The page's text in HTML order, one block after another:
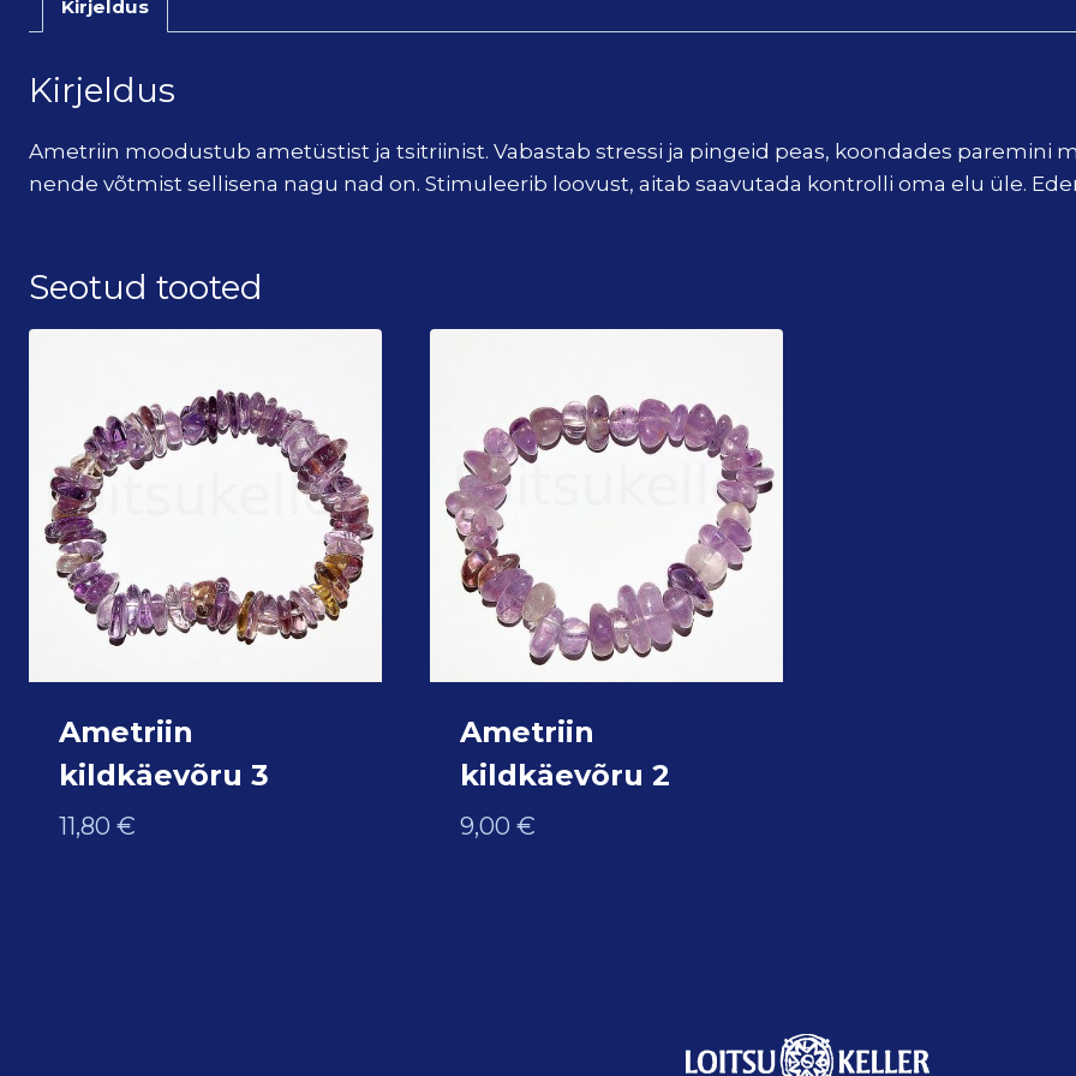
Kirjeldus
Kirjeldus
Ametriin moodustub ametüstist ja tsitriinist. Vabastab stressi ja pingeid peas, koondades paremini
nende võtmist sellisena nagu nad on. Stimuleerib loovust, aitab saavutada kontrolli oma elu üle.
Seotud tooted
Ametriin
kildkäevõru 3
11,80 €
Ametriin
kildkäevõru 2
9,00 €